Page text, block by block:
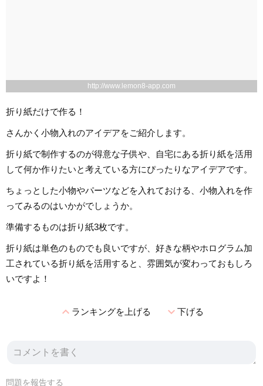
http://www.lemon8-app.com
折り紙だけで作る！
さんかく小物入れのアイデアをご紹介します。
折り紙で制作するのが得意な子供や、自宅にある折り紙を活用
して何か作りたいと考えている方にぴったりなアイデアです。
ちょっとした小物やパーツなどを入れておける、小物入れを作
ってみるのはいかがでしょうか。
準備するものは折り紙3枚です。
折り紙は単色のものでも良いですが、好きな柄やホログラム加
工されている折り紙を活用すると、雰囲気が変わっておもしろ
いですよ！
expand_lessランキングを上げる expand_more下げる
問題を報告する